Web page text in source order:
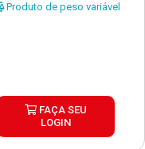
Produto de peso variável
FAÇA SEU
LOGIN